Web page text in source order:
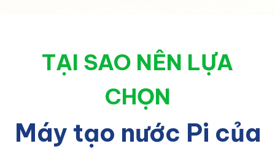
TẠI SAO NÊN LỰA
CHỌN
Máy tạo nước Pi của